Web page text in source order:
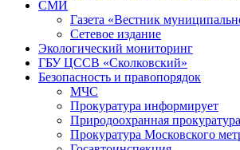
СМИ
Газета «Вестник
Сетевое издание
Экологический мониторинг
ГБУ ЦССВ «Сколковский»
Безопасность и правопорядок
МЧС
Прокуратура информирует
Природоохранная прокуратура
Прокуратура Московского